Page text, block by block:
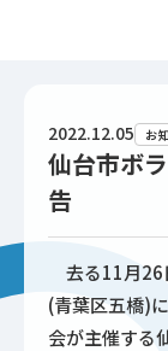
2022.12.05 お
仙台市ボ
告
去る11月26
(青葉区五橋)
会が主催する